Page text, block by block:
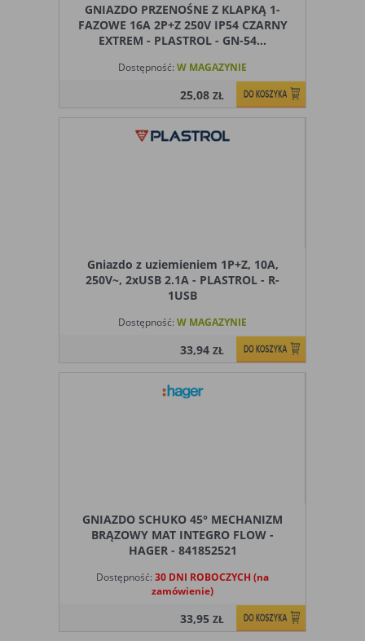
GNIAZDO PRZENOŚNE Z KLAPKĄ 1-
FAZOWE 16A 2P+Z 250V IP54 CZARNY
EXTREM - PLASTROL - GN-54...
Dostępność: W MAGAZYNIE
25,08ZŁ
Gniazdo z uziemieniem 1P+Z, 10A,
250V~, 2xUSB 2.1A - PLASTROL - R-
1USB
Dostępność: W MAGAZYNIE
33,94ZŁ
GNIAZDO SCHUKO 45° MECHANIZM
BRĄZOWY MAT INTEGRO FLOW -
HAGER - 841852521
Dostępność: 30 DNI ROBOCZYCH (na
zamówienie)
33,95ZŁ